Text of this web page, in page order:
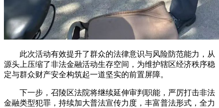
此次活动有效提升了群众的法律意识与风险防范能力，从
源头上压缩了非法金融活动生存空间，为维护辖区经济秩序稳
定与群众财产安全构筑起一道坚实的前置屏障。
下一步，召陵区法院将继续延伸审判职能，严厉打击非法
金融类型犯罪，持续加大普法宣传力度，丰富普法形式，全力